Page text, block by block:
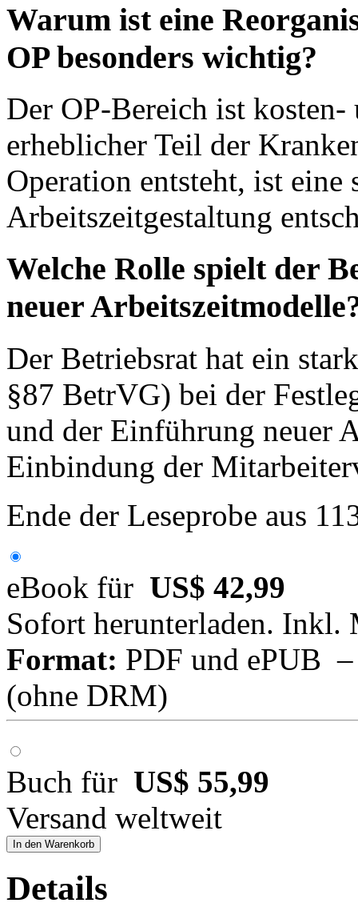
Warum ist eine
OP besonders wichtig?
Der OP-Bereich ist kosten-
erheblicher Teil der
Operation entsteht, ist
Arbeitszeitgestaltung
Welche Rolle spielt der
neuer
Der Betriebsrat hat ein
§87 BetrVG) bei der
und der Einführung neuer
Einbindung der
Ende der Leseprobe aus
eBook für US$ 42,99
Sofort herunterladen. Inkl.
Format: PDF und ePUB
(ohne DRM)
Buch für US$ 55,99
Versand weltweit
In den Warenkorb
Details